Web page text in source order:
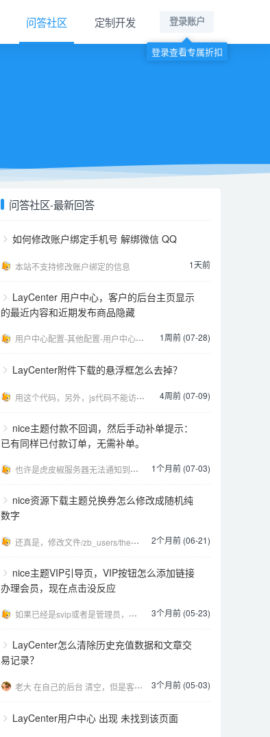
问答社区 定制开发 登录账户
登录查看专属折扣
问答社区-最新回答
如何修改账户绑定手机号 解绑微信 QQ
本站不支持修改账户绑定的信息 1天前
LayCenter 用户中心，客户的后台主页显示
的最近内容和近期发布商品隐藏
用户中心配置-其他配置-用户中心自定义style，填写下面的代码： [code:css].user- 1周前 (07-28)
LayCenter附件下载的悬浮框怎么去掉？
用这个代码，另外，js代码不能访问head，否则不生效，要放在页面结尾 [code:css].lcp 4周前 (07-09)
nice主题付款不回调，然后手动补单提示：
已有同样已付款订单，无需补单。
也许是虎皮椒服务器无法通知到你网站，处理方法：https://kfuu.cn/qanda/zblog 1个月前 (07-03)
nice资源下载主题兑换券怎么修改成随机纯
数字
还真是，修改文件/zb_users/theme/Nice/class/main.php 1181行 2个月前 (06-21)
nice主题VIP引导页，VIP按钮怎么添加链接
办理会员，现在点击没反应
如果已经是svip或者是管理员，点了就没反应 3个月前 (05-23)
LayCenter怎么清除历史充值数据和文章交
易记录？
老大 在自己的后台 清空，但是客户的个人中心后台 还是在的 这种怎么弄 我现在清理了，发现客户的后 3个月前 (05-03)
LayCenter用户中心 出现 未找到该页面